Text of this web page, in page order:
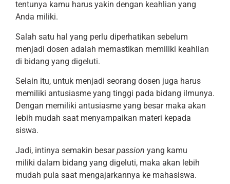
tentunya kamu harus yakin dengan keahlian yang
Anda miliki.
Salah satu hal yang perlu diperhatikan sebelum
menjadi dosen adalah memastikan memiliki keahlian
di bidang yang digeluti.
Selain itu, untuk menjadi seorang dosen juga harus
memiliki antusiasme yang tinggi pada bidang ilmunya.
Dengan memiliki antusiasme yang besar maka akan
lebih mudah saat menyampaikan materi kepada
siswa.
Jadi, intinya semakin besarpassion yang kamu
miliki dalam bidang yang digeluti, maka akan lebih
mudah pula saat mengajarkannya ke mahasiswa.